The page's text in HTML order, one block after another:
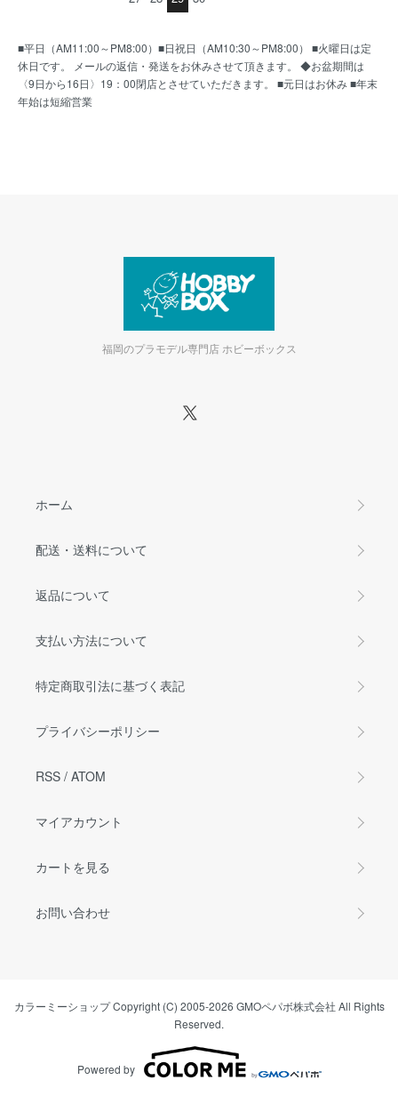
■平日（AM11:00～PM8:00）■日祝日（AM10:30～PM8:00） ■火曜日は定
休日です。 メールの返信・発送をお休みさせて頂きます。 ◆お盆期間は
〈9日から16日〉19：00閉店とさせていただきます。 ■元日はお休み ■年末
年始は短縮営業
福岡のプラモデル専門店 ホビーボックス
ホーム
配送・送料について
返品について
支払い方法について
特定商取引法に基づく表記
プライバシーポリシー
RSS / ATOM
マイアカウント
カートを見る
お問い合わせ
カラーミーショップCopyright (C) 2005-2026 GMOペパボ株式会社 All Rights
Reserved.
Powered by